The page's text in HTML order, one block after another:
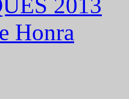
Honra